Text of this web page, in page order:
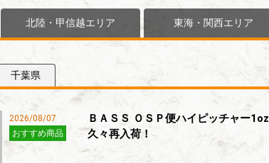
北陸・甲信越エリア 東海・関西エリア
千葉県
2026/08/07
おすすめ商品
ＢＡＳＳ ＯＳＰ便ハイピッチャー1oz
久々再入荷！